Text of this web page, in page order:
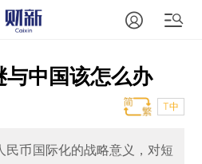
中国该怎么办
T中
民币国际化的战略意义，对短